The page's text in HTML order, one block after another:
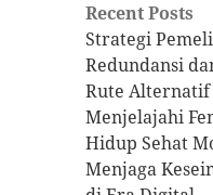
Recent Posts
Strategi
Redundansi
Rute Alternatif
Menjelajahi
Hidup Sehat
Menjaga